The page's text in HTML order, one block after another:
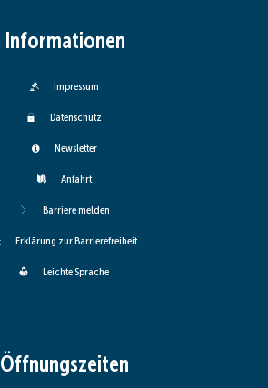
Informationen
Impressum
Datenschutz
Newsletter
Anfahrt
Barriere melden
Erklärung zur Barrierefreiheit
Leichte Sprache
Öffnungszeiten